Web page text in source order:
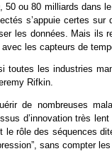
ou 80 milliards dans
s’appuie certes
les données. Mais ils
les capteurs de
les industries
Rifkin.
de nombreuses
d’innovation très
le rôle des séquences
sans compter